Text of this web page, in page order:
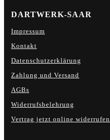
DARTWERK-SAAR
Impressum
Kontakt
Datenschutzerklärung
Zahlung und Versand
AGBs
Widerrufsbelehrung
Vertrag jetzt online widerrufen